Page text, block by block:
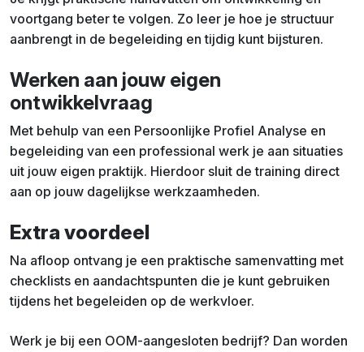
voortgang beter te volgen. Zo leer je hoe je structuur
aanbrengt in de begeleiding en tijdig kunt bijsturen.
Werken aan jouw eigen
ontwikkelvraag
Met behulp van een Persoonlijke Profiel Analyse en
begeleiding van een professional werk je aan situaties
uit jouw eigen praktijk. Hierdoor sluit de training direct
aan op jouw dagelijkse werkzaamheden.
Extra voordeel
Na afloop ontvang je een praktische samenvatting met
checklists en aandachtspunten die je kunt gebruiken
tijdens het begeleiden op de werkvloer.
Werk je bij een OOM-aangesloten bedrijf? Dan worden